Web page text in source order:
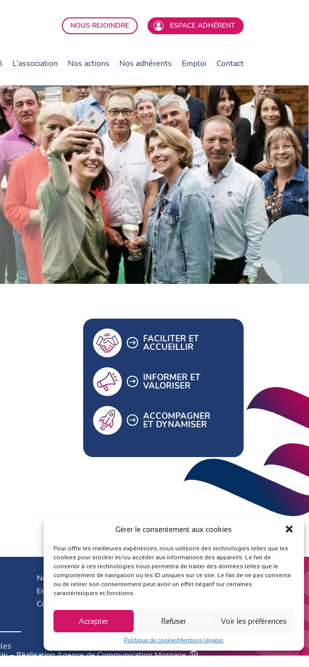
Gérer le consentement aux cookies
Pour offrir les meilleures expériences, nous utilisons des technologies telles que les
cookies pour stocker et/ou accéder aux informations des appareils. Le fait de
consentir à ces technologies nous permettra de traiter des données telles que le
comportement de navigation ou les ID uniques sur ce site. Le fait de ne pas consentir
ou de retirer son consentement peut avoir un effet négatif sur certaines
caractéristiques et fonctions.
Accepter Refuser Voir les préférences
Politique de cookiesMentions légales
NOUS REJOINDRE ESPACE ADHÉRENT
L’association Nos actions Nos adhérents Emploi Contact
FACILITER ET
ACCUEILLIR
INFORMER ET
VALORISER
ACCOMPAGNER
ET DYNAMISER
Nos adhérents
Emploi
Contact
– RéalisationAgence de Communication Morgane